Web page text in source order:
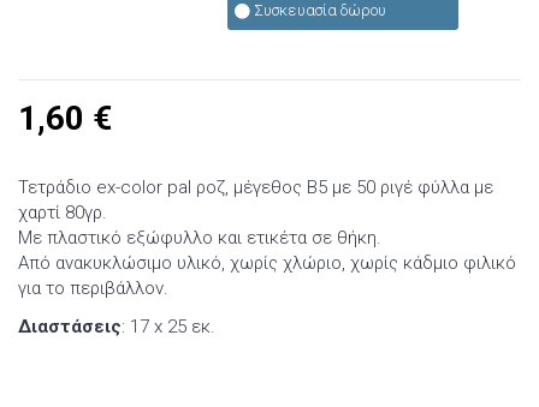
Συσκευασία δώρου
1,60 €
Τετράδιο ex-color pal ροζ, μέγεθος Β5 με 50 ριγέ φύλλα με
χαρτί 80γρ.
Με πλαστικό εξώφυλλο και ετικέτα σε θήκη.
Από ανακυκλώσιμο υλικό, χωρίς χλώριο, χωρίς κάδμιο φιλικό
για το περιβάλλον.
Διαστάσεις: 17 x 25 εκ.